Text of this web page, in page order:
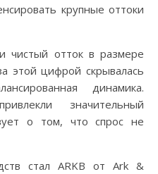
крупные оттоки
чистый отток в размере
этой цифрой скрывалась
динамика.
значительный
о том, что спрос не
стал ARKB от Ark &